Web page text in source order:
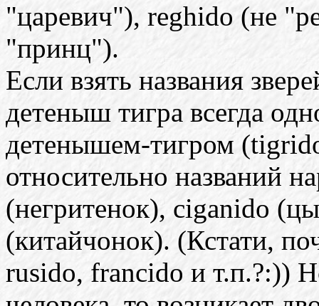
"царевич"), reghido (не
"принц").
Если взять названия
детеныш тигра всегда
детенышем-тигром
относительно названий
(негритенок), ciganido
(китайчонок). (Кстати,
rusido, francido и т.п.?:))